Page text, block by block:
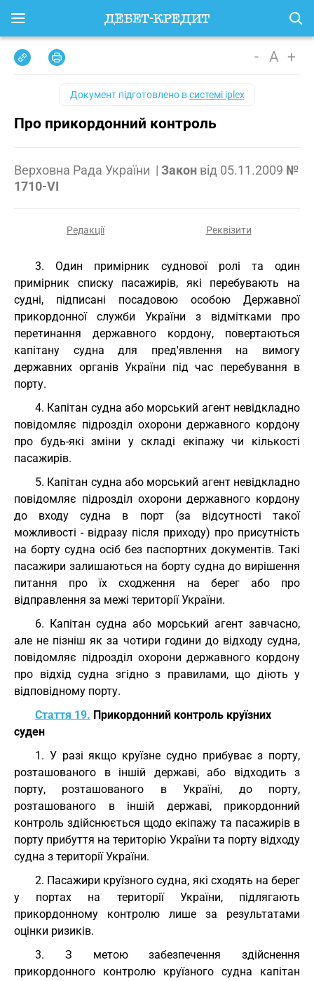
- A +
Документ підготовлено всистемі iplex
Про прикордонний контроль
Верховна Рада України | Закон від 05.11.2009 №
1710-VI
Редакції Реквізити
3. Один примірник суднової ролі та один
примірник списку пасажирів, які перебувають на
судні, підписані посадовою особою Державної
прикордонної служби України з відмітками про
перетинання державного кордону, повертаються
капітану судна для пред'явлення на вимогу
державних органів України під час перебування в
порту.
4. Капітан судна або морський агент невідкладно
повідомляє підрозділ охорони державного кордону
про будь-які зміни у складі екіпажу чи кількості
пасажирів.
5. Капітан судна або морський агент невідкладно
повідомляє підрозділ охорони державного кордону
до входу судна в порт (за відсутності такої
можливості - відразу після приходу) про присутність
на борту судна осіб без паспортних документів. Такі
пасажири залишаються на борту судна до вирішення
питання про їх сходження на берег або про
відправлення за межі території України.
6. Капітан судна або морський агент завчасно,
але не пізніш як за чотири години до відходу судна,
повідомляє підрозділ охорони державного кордону
про відхід судна згідно з правилами, що діють у
відповідному порту.
Стаття 19. Прикордонний контроль круїзних
суден
1. У разі якщо круїзне судно прибуває з порту,
розташованого в іншій державі, або відходить з
порту, розташованого в Україні, до порту,
розташованого в іншій державі, прикордонний
контроль здійснюється щодо екіпажу та пасажирів в
порту прибуття на територію України та порту відходу
судна з території України.
2. Пасажири круїзного судна, які сходять на берег
у портах на території України, підлягають
прикордонному контролю лише за результатами
оцінки ризиків.
3. З метою забезпечення здійснення
прикордонного контролю круїзного судна капітан